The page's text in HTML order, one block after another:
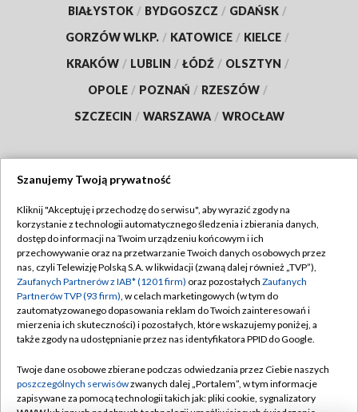
BIAŁYSTOK / BYDGOSZCZ / GDAŃSK /
GORZÓW WLKP. / KATOWICE / KIELCE /
KRAKÓW / LUBLIN / ŁÓDŹ / OLSZTYN /
OPOLE / POZNAŃ / RZESZÓW /
SZCZECIN / WARSZAWA / WROCŁAW
TVP
Abonament TVP
Emisja w TVP
Centrum informacji TVP
Naziemna Telewizja Cyfrowa
Rada Programowa
System NOS
Regulamin TVP
Polityka prywatności
Moje zgody
Pomoc
Kontakt
Szanujemy Twoją prywatność
Kliknij "Akceptuję i przechodzę do serwisu", aby wyrazić zgody na
korzystanie z technologii automatycznego śledzenia i zbierania danych,
dostęp do informacji na Twoim urządzeniu końcowym i ich
przechowywanie oraz na przetwarzanie Twoich danych osobowych przez
nas, czyli Telewizję Polską S.A. w likwidacji (zwaną dalej również „TVP”),
Zaufanych Partnerów z IAB* (1201 firm) oraz pozostałych Zaufanych
Partnerów TVP (93 firm), w celach marketingowych (w tym do
zautomatyzowanego dopasowania reklam do Twoich zainteresowań i
mierzenia ich skuteczności) i pozostałych, które wskazujemy poniżej, a
także zgody na udostępnianie przez nas identyfikatora PPID do Google.
Twoje dane osobowe zbierane podczas odwiedzania przez Ciebie naszych
poszczególnych serwisówzwanych dalej „Portalem”, w tym informacje
zapisywane za pomocą technologii takich jak: pliki cookie, sygnalizatory